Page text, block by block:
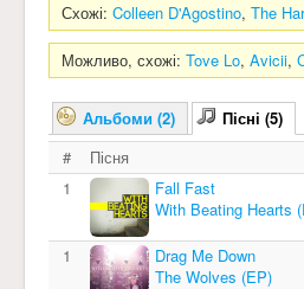
Схожі: Colleen D'Agostino, The
Можливо, схожі: Tove Lo, Avicii,
Альбоми (2)
Пісні (5)
#
Пісня
1
Fall Fast
With Beating Hearts
1
Drag Me Down
The Wolves (EP)